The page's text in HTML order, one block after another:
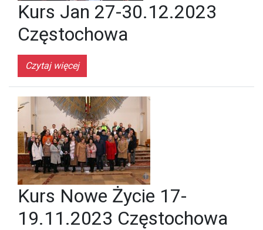
Kurs Jan 27-30.12.2023
Częstochowa
Czytaj więcej
Kurs Nowe Życie 17-
19.11.2023 Częstochowa